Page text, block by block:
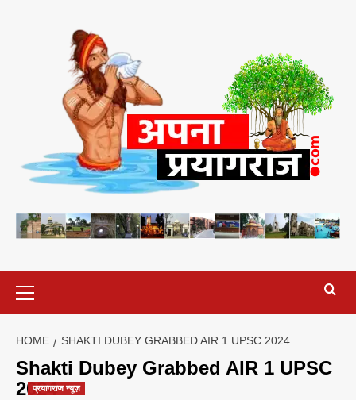
Menu
HOME SHAKTI DUBEY GRABBED AIR 1 UPSC 2024
Shakti Dubey Grabbed AIR 1 UPSC
2024
प्रयागराज न्यूज़